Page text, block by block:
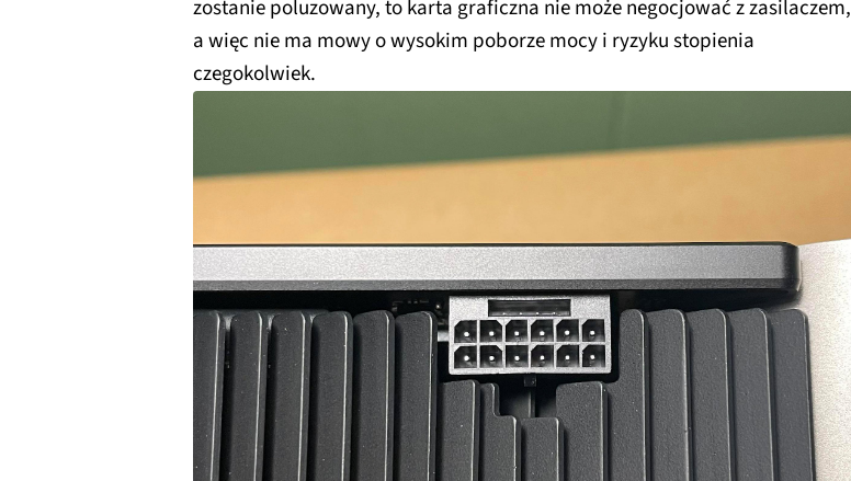
zostanie poluzowany, to karta graficzna nie może negocjować z zasilaczem,
a więc nie ma mowy o wysokim poborze mocy i ryzyku stopienia
czegokolwiek.